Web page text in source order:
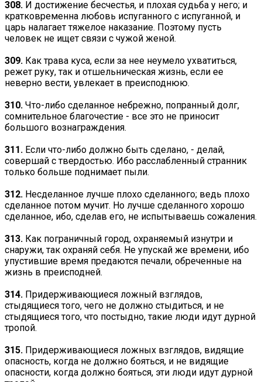
308. И достижение бесчестья, и плохая судьба у него; и
кратковременна любовь испуганного с испуганной, и
царь налагает тяжелое наказание. Поэтому пусть
человек не ищет связи с чужой женой.
309. Как трава куса, если за нее неумело ухватиться,
режет руку, так и отшельническая жизнь, если ее
неверно вести, увлекает в преисподнюю.
310. Что-либо сделанное небрежно, попранный долг,
сомнительное благочестие - все это не приносит
большого вознаграждения.
311. Если что-либо должно быть сделано, - делай,
совершай с твердостью. Ибо расслабленный странник
только больше поднимает пыли.
312. Несделанное лучше плохо сделанного; ведь плохо
сделанное потом мучит. Но лучше сделанного хорошо
сделанное, ибо, сделав его, не испытываешь сожаления.
313. Как пограничный город, охраняемый изнутри и
снаружи, так охраняй себя. Не упускай же времени, ибо
упустившие время предаются печали, обреченные на
жизнь в преисподней.
314. Придерживающиеся ложный взглядов,
стыдящиеся того, чего не должно стыдиться, и не
стыдящиеся того, что постыдно, такие люди идут дурной
тропой.
315. Придерживающиеся ложных взглядов, видящие
опасность, когда не должно бояться, и не видящие
опасности, когда должно бояться, эти люди идут дурной